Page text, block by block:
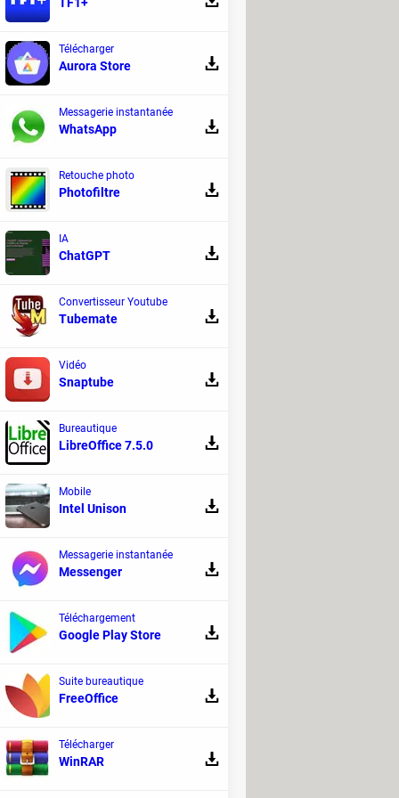
Update
Update
Télécharger
Aurora Store
Messagerie instantanée
WhatsApp
Retouche photo
Photofiltre
IA
ChatGPT
Convertisseur Youtube
Tubemate
Vidéo
Snaptube
Bureautique
LibreOffice 7.5.0
Mobile
Intel Unison
Messagerie instantanée
Messenger
Téléchargement
Google Play Store
Suite bureautique
FreeOffice
Télécharger
WinRAR